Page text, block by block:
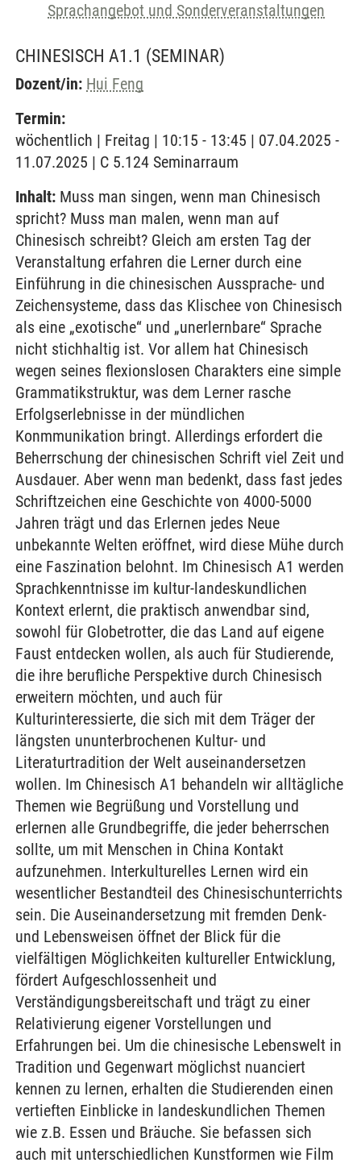
Sprachangebot und Sonderveranstaltungen
CHINESISCH A1.1 (SEMINAR)
Dozent/in: Hui Feng
Termin:
wöchentlich | Freitag | 10:15 - 13:45 | 07.04.2025 -
11.07.2025 | C 5.124 Seminarraum
Inhalt: Muss man singen, wenn man Chinesisch
spricht? Muss man malen, wenn man auf
Chinesisch schreibt? Gleich am ersten Tag der
Veranstaltung erfahren die Lerner durch eine
Einführung in die chinesischen Aussprache- und
Zeichensysteme, dass das Klischee von Chinesisch
als eine „exotische“ und „unerlernbare“ Sprache
nicht stichhaltig ist. Vor allem hat Chinesisch
wegen seines flexionslosen Charakters eine simple
Grammatikstruktur, was dem Lerner rasche
Erfolgserlebnisse in der mündlichen
Konmmunikation bringt. Allerdings erfordert die
Beherrschung der chinesischen Schrift viel Zeit und
Ausdauer. Aber wenn man bedenkt, dass fast jedes
Schriftzeichen eine Geschichte von 4000-5000
Jahren trägt und das Erlernen jedes Neue
unbekannte Welten eröffnet, wird diese Mühe durch
eine Faszination belohnt. Im Chinesisch A1 werden
Sprachkenntnisse im kultur-landeskundlichen
Kontext erlernt, die praktisch anwendbar sind,
sowohl für Globetrotter, die das Land auf eigene
Faust entdecken wollen, als auch für Studierende,
die ihre berufliche Perspektive durch Chinesisch
erweitern möchten, und auch für
Kulturinteressierte, die sich mit dem Träger der
längsten ununterbrochenen Kultur- und
Literaturtradition der Welt auseinandersetzen
wollen. Im Chinesisch A1 behandeln wir alltägliche
Themen wie Begrüßung und Vorstellung und
erlernen alle Grundbegriffe, die jeder beherrschen
sollte, um mit Menschen in China Kontakt
aufzunehmen. Interkulturelles Lernen wird ein
wesentlicher Bestandteil des Chinesischunterrichts
sein. Die Auseinandersetzung mit fremden Denk-
und Lebensweisen öffnet der Blick für die
vielfältigen Möglichkeiten kultureller Entwicklung,
fördert Aufgeschlossenheit und
Verständigungsbereitschaft und trägt zu einer
Relativierung eigener Vorstellungen und
Erfahrungen bei. Um die chinesische Lebenswelt in
Tradition und Gegenwart möglichst nuanciert
kennen zu lernen, erhalten die Studierenden einen
vertieften Einblicke in landeskundlichen Themen
wie z.B. Essen und Bräuche. Sie befassen sich
auch mit unterschiedlichen Kunstformen wie Film